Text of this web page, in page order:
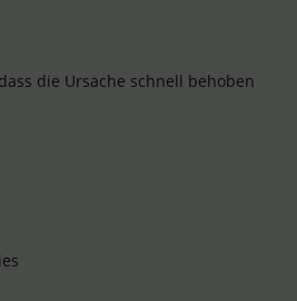
die Ursache schnell behoben